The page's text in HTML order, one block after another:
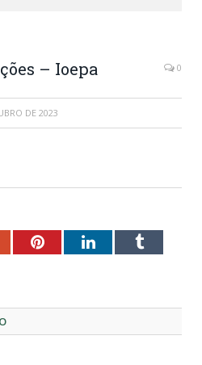
– Ioepa 0
DE 2023
PinterestLinkedInTumblr